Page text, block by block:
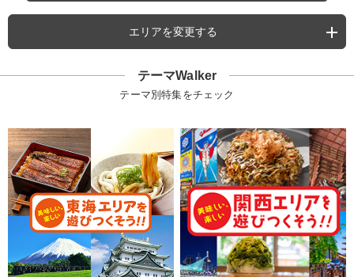
エリアを変更する
テーマWalker
テーマ別特集をチェック